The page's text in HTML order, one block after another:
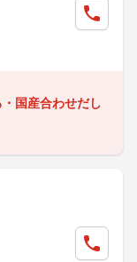
国産合わせだし